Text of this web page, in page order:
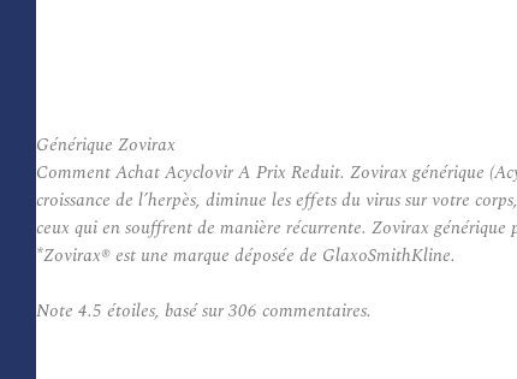
Générique Zovirax
Comment Achat Acyclovir A Prix Reduit. Zovirax générique
croissance de l’herpès, diminue les effets du virus sur votre
ceux qui en souffrent de manière récurrente. Zovirax
*Zovirax® est une marque déposée de GlaxoSmithKline.
Note 4.5 étoiles, basé sur306 commentaires.